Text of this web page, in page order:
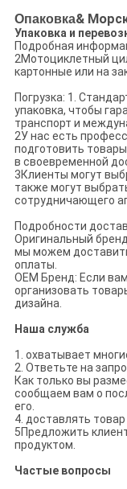
Опаковка&
Упаковка и
Подробная
2Мотоциклетный
картонные или на
Погрузка: 1.
упаковка, чтобы
транспорт и
2У нас есть
подготовить
в своевременной
3Клиенты могут
также могут
сотрудничающего
Подробности
Оригинальный
мы можем
оплаты.
OEM Бренд: Если
организовать
дизайна.
Наша служба
1. охватывает
2. Ответьте на
Как только вы
сообщаем вам о
его.
4. доставлять
5Предложить
продуктом.
Частые вопросы